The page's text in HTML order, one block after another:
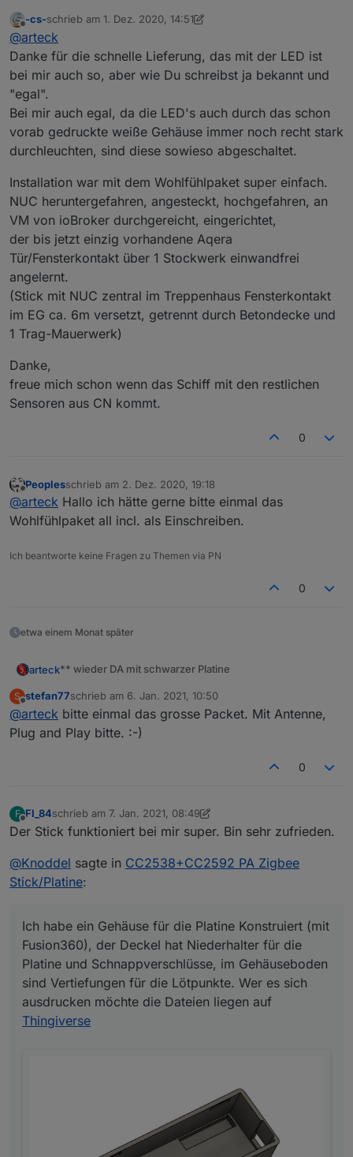
die LED die nicht ausgeht...
Offline
-cs-schrieb am 1. Dez. 2020, 14:51
zuletzt editiert von -cs-12. Jan. 2020, 16:00
@arteck
Danke für die schnelle Lieferung, das mit der LED ist
bei mir auch so, aber wie Du schreibst ja bekannt und
"egal".
Bei mir auch egal, da die LED's auch durch das schon
vorab gedruckte weiße Gehäuse immer noch recht stark
durchleuchten, sind diese sowieso abgeschaltet.
Installation war mit dem Wohlfühlpaket super einfach.
NUC heruntergefahren, angesteckt, hochgefahren, an
VM von ioBroker durchgereicht, eingerichtet,
der bis jetzt einzig vorhandene Aqera
Tür/Fensterkontakt über 1 Stockwerk einwandfrei
angelernt.
(Stick mit NUC zentral im Treppenhaus Fensterkontakt
im EG ca. 6m versetzt, getrennt durch Betondecke und
1 Trag-Mauerwerk)
Danke,
freue mich schon wenn das Schiff mit den restlichen
Sensoren aus CN kommt.
0
Offline
Peoplesschrieb am 2. Dez. 2020, 19:18
zuletzt editiert von
@arteck Hallo ich hätte gerne bitte einmal das
Wohlfühlpaket all incl. als Einschreiben.
Ich beantworte keine Fragen zu Themen via PN
0
etwa einem Monat später
arteck** wieder DA mit schwarzer Platine
der Platine entwickelt und
worden ..so hat man mehr Platz am vorhandenen USB
Port..man braucht auch keine Verlängeung mehr..
Pins zum Flashensind zugänglicher und
der Anschluss vom J-Link Flasher passt direkt drauf,
Die Kosten sind gestaffelt (jeder wie er es mag)
S
Offline
stefan77schrieb am 6. Jan. 2021, 10:50
zuletzt editiert von
@arteck bitte einmal das grosse Packet. Mit Antenne,
Plug and Play bitte. :-)
0
F
Offline
FI_84schrieb am 7. Jan. 2021, 08:49
zuletzt editiert von FI_841. Juli 2021, 09:51
Der Stick funktioniert bei mir super. Bin sehr zufrieden.
@Knoddel sagte in CC2538+CC2592 PA Zigbee
Stick/Platine:
Ich habe ein Gehäuse für die Platine Konstruiert (mit
Fusion360), der Deckel hat Niederhalter für die
Platine und Schnappverschlüsse, im Gehäuseboden
sind Vertiefungen für die Lötpunkte. Wer es sich
ausdrucken möchte die Dateien liegen auf
Thingiverse